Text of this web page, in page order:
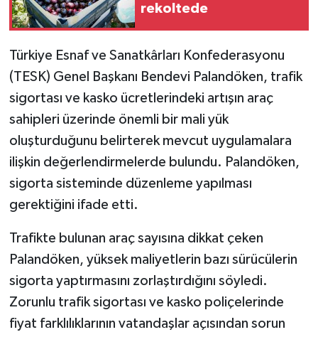
rekoltede
Türkiye Esnaf ve Sanatkârları Konfederasyonu
(TESK) Genel Başkanı Bendevi Palandöken, trafik
sigortası ve kasko ücretlerindeki artışın araç
sahipleri üzerinde önemli bir mali yük
oluşturduğunu belirterek mevcut uygulamalara
ilişkin değerlendirmelerde bulundu. Palandöken,
sigorta sisteminde düzenleme yapılması
gerektiğini ifade etti.
Trafikte bulunan araç sayısına dikkat çeken
Palandöken, yüksek maliyetlerin bazı sürücülerin
sigorta yaptırmasını zorlaştırdığını söyledi.
Zorunlu trafik sigortası ve kasko poliçelerinde
fiyat farklılıklarının vatandaşlar açısından sorun